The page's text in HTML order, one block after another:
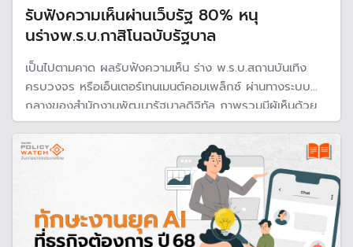
รับฟังความเห็นผ่านเว็บรัฐ 80% หนุ
นร่างพ.ร.บ.กาสิโนฉบับรัฐบาล
เป็นไปตามคาด ผลรับฟังความเห็น ร่าง พ.ร.บ.สถานบันเทิง
ครบวงจร หรือเอ็นเตอร์เทนเมนต์คอมเพล็กซ์ ผ่านทางระบบ
กลางของสำนักงานพัฒนารัฐบาลดิจิทัล ภาพรวมมีผู้เห็นด้วย
80% แต่คัดค้านข้อเสนอแนะของสำนักงานกฤษฎีกา ในประเด็น
ผู้เข้าเล่นพนันต้องมีเงินฝาก 50 ล้านบาท